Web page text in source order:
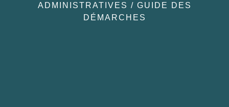
ADMINISTRATIVES / GUIDE DES
DÉMARCHES